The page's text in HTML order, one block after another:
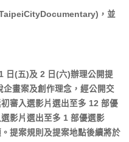
，並
日(五)及 2 日(六)辦理公開提
畫案及創作理念，經公開交
審入選影片選出至多 12 部優
影片選出至多 1 部優選影
提案規則及提案地點後續將於